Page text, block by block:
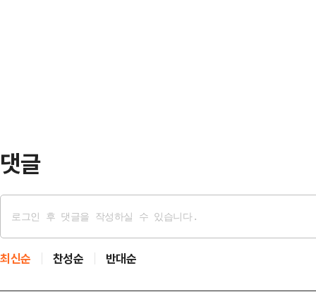
댓글
최신순 찬성순 반대순